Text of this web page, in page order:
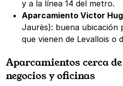
y a la línea 14 del metro.
Aparcamiento Victor
Jaurès): buena ubicación
que vienen de Levallois o
Aparcamientos cerca
negocios y oficinas